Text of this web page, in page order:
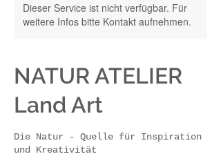
Dieser Service ist nicht verfügbar. Für
weitere Infos bitte Kontakt aufnehmen.
NATUR ATELIER
Land Art
Die Natur - Quelle für Inspiration
und Kreativität